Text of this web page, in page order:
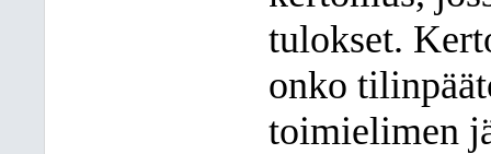
tulokset.
onko
toimielimen